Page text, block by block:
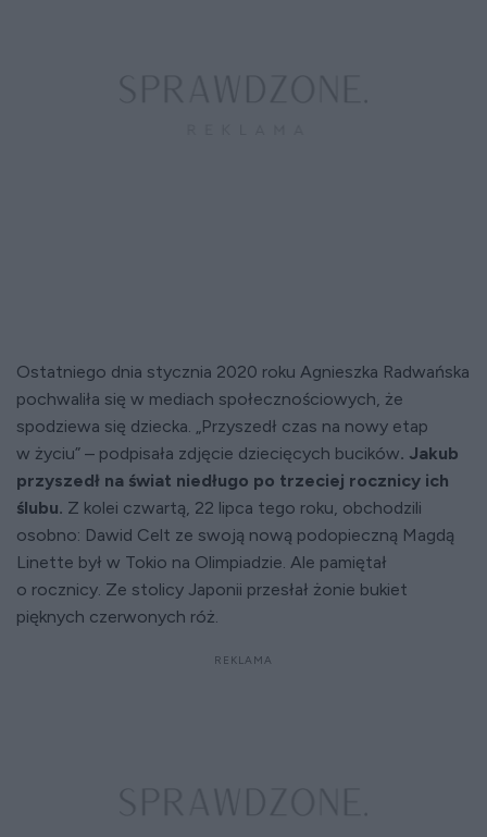
Ostatniego dnia stycznia 2020 roku Agnieszka Radwańska
pochwaliła się w mediach społecznościowych, że
spodziewa się dziecka. „Przyszedł czas na nowy etap
w życiu” – podpisała zdjęcie dziecięcych bucików. Jakub
przyszedł na świat niedługo po trzeciej rocznicy ich
ślubu. Z kolei czwartą, 22 lipca tego roku, obchodzili
osobno: Dawid Celt ze swoją nową podopieczną Magdą
Linette był w Tokio na Olimpiadzie. Ale pamiętał
o rocznicy. Ze stolicy Japonii przesłał żonie bukiet
pięknych czerwonych róż.